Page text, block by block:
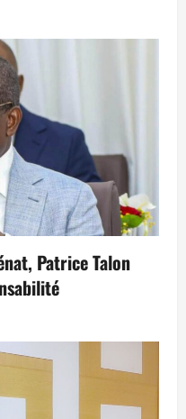
Patrice Talon